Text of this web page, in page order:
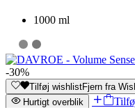
1000 ml
-30%
Tilføj wishlistFjern fra
Hurtigt overblik